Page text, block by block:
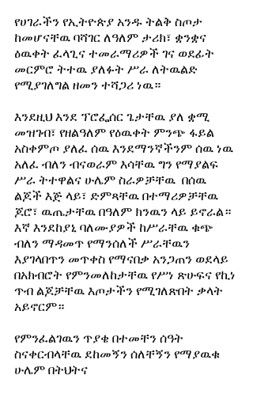
የሀገራችን የኢትዮጵያ አንዱ ትልቅ ስጦታ
ከመሆናቸዉ ባሻገር ለዓለም ታሪክ፣ ቋንቋና
ዕዉቀት ፈላጊና ተመራማሪዎች ገና ወደፊት
መርምሮ ትተዉ ያለፉት ሥራ ለትዉልድ
የሚያገለግል ዘመን ተሻጋሪ ነዉ።
እንደዚህ እንደ ፕሮፌሰር ጌታቸዉ ያለ ቋሚ
መዝገብ፣ የዘልዓለም የዕዉቀት ምንጭ ፋይል
አስቀምጦ ያለፈ ሰዉ እንደማንኛችንም ሰዉ ነዉ
አለፈ ብለን ብናወራም እሳቸዉ ግን የማያልፍ
ሥራ ትተዋልና ሁሌም ስራዎቻቸዉ  በሰዉ
ልጆች እጅ ላይ፣ ድምጻቸዉ በተማሪዎቻቸዉ
ጆሮ፣ ዉጤታቸዉ በዓለም ክንዉን ላይ ይኖራል።
እኛ እንደከያኒ ባለሙያዎች ከሥራቸዉ ቁጭ
ብለን ማዳመጥ የማንሰለች ሥራቸዉን
እያገላበጥን መጥቀስ የማናበቃ አንጋጠን ወደላይ
በአክብሮት የምንመለከታቸዉ የሥነ ጽሁፍና የኪነ
ጥብ ልጆቻቸዉ እጦታችን የሚገለጽበት ቃላት
አይኖርም።
የምንፈልገዉን ጥያቄ በተመቸን ሰዓት
ስናቀርብላቸዉ ደከመኝን ሰለቸኝን የማያዉቁ
ሁሌም በትህትና